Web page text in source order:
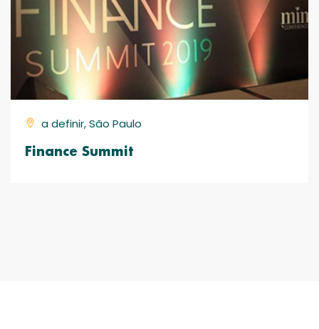
a definir, São Paulo
Finance Summit